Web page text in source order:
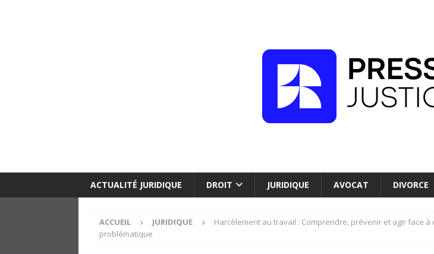
ACTUALITÉ JURIDIQUE DROIT JURIDIQUE AVOCAT DIVORCE
ACCUEIL JURIDIQUE
Harcèlement au travail : Comprendre, prévenir et agir face à
problématique